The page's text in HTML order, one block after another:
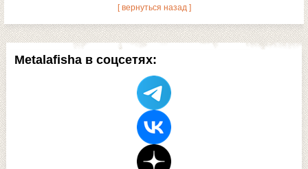
Metalafisha в соцсетях:
[ вернуться назад ]